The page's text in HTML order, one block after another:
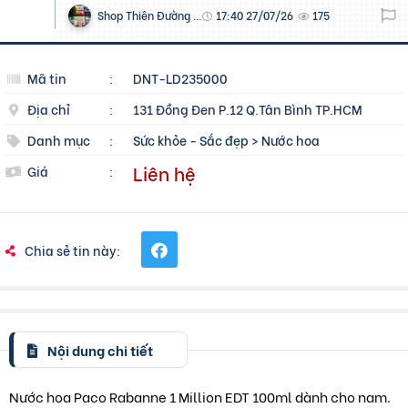
17:40 27/07/26 175
Mã tin :
DNT-LD235000
Địa chỉ
:
131 Đồng Đen P.12 Q.Tân Bình TP.HCM
Danh mục
: Sức khỏe - Sắc đẹp > Nước hoa
Giá
: Liên hệ
Chia sẻ tin này:
Nội dung chi tiết
Nước hoa Paco Rabanne 1 Million EDT 100ml dành cho nam.